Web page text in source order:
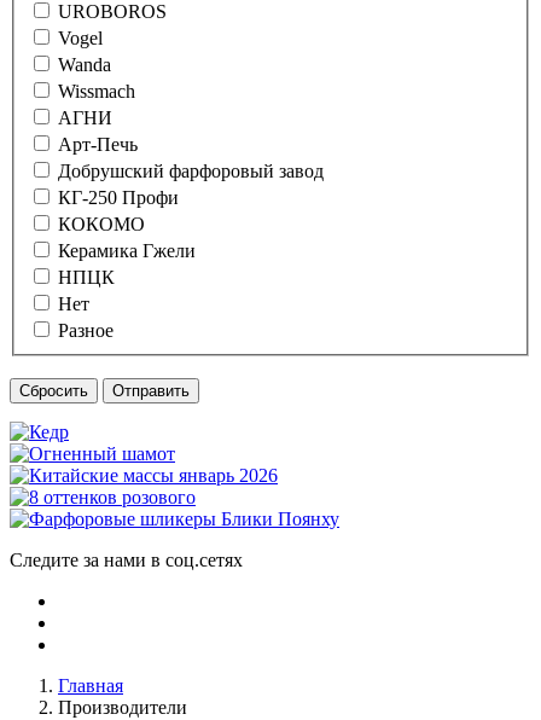
UROBOROS
Vogel
Wanda
Wissmach
АГНИ
Арт-Печь
Добрушский фарфоровый завод
КГ-250 Профи
КОКОМО
Керамика Гжели
НПЦК
Нет
Разное
Сбросить Отправить
Следите за нами в соц.сетях
Главная
Производители